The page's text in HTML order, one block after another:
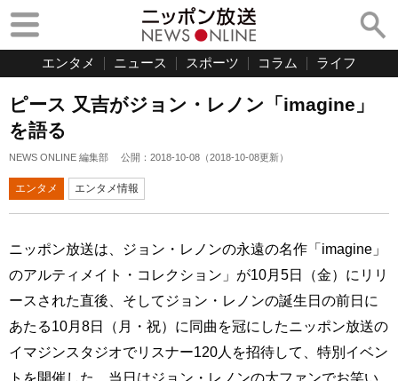
エンタメ ニュース スポーツ コラム ライフ
ピース 又吉がジョン・レノン「imagine」
を語る
NEWS ONLINE 編集部 公開： 2018-10-08 （2018-10-08更新）
エンタメ エンタメ情報
ニッポン放送は、ジョン・レノンの永遠の名作「imagine」
のアルティメイト・コレクション」が10月5日（金）にリリ
ースされた直後、そしてジョン・レノンの誕生日の前日に
あたる10月8日（月・祝）に同曲を冠にしたニッポン放送の
イマジンスタジオでリスナー120人を招待して、特別イベン
トを開催した。当日はジョン・レノンの大ファンでお笑い